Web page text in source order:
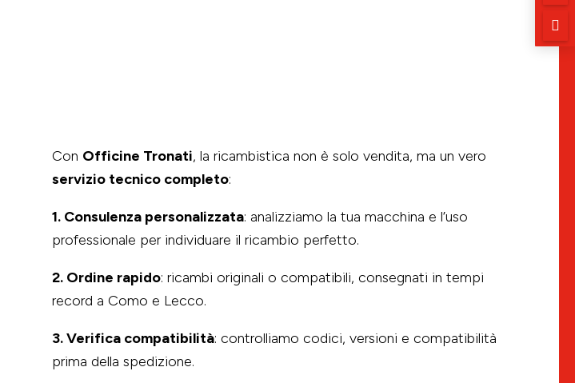
Con Officine Tronati, la ricambistica non è solo vendita, ma un vero
servizio tecnico completo:
1. Consulenza personalizzata: analizziamo la tua macchina e l’uso
professionale per individuare il ricambio perfetto.
2. Ordine rapido: ricambi originali o compatibili, consegnati in tempi
record a Como e Lecco.
3. Verifica compatibilità: controlliamo codici, versioni e compatibilità
prima della spedizione.
